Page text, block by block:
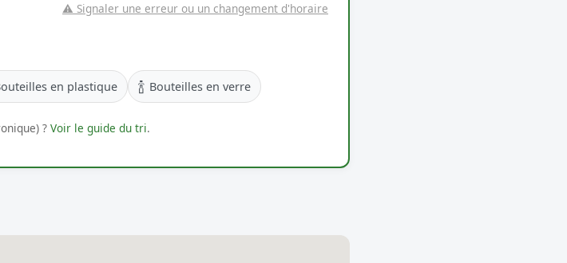
⚠️ Signaler une erreur ou un changement d'horaire
en plastique 🍾 Bouteilles en verre
? Voir le guide du tri.